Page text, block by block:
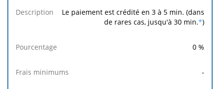
Le paiement est crédité en 3 à 5 min. (dans
de rares cas, jusqu'à 30 min.*)
0 %
-